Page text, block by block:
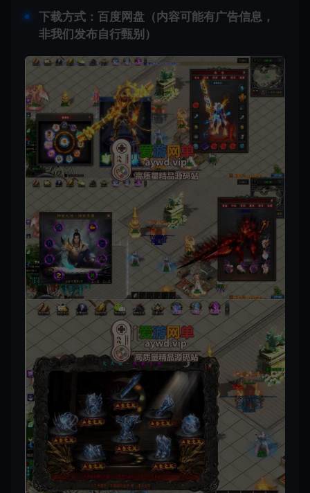
下载方式：百度网盘（内容可能有广告信息，
非我们发布自行甄别）